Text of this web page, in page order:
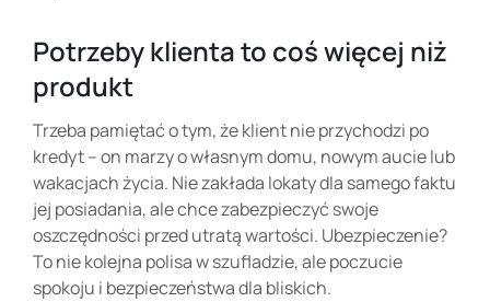
Potrzeby klienta to coś więcej niż
produkt
Trzeba pamiętać o tym, że klient nie przychodzi po
kredyt – on marzy o własnym domu, nowym aucie lub
wakacjach życia. Nie zakłada lokaty dla samego faktu
jej posiadania, ale chce zabezpieczyć swoje
oszczędności przed utratą wartości. Ubezpieczenie?
To nie kolejna polisa w szufladzie, ale poczucie
spokoju i bezpieczeństwa dla bliskich.